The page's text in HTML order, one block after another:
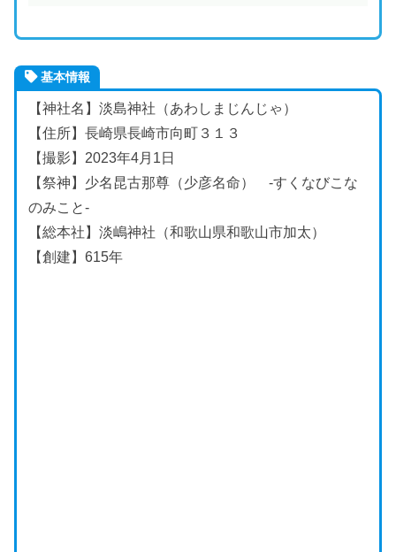
基本情報
【神社名】淡島神社（あわしまじんじゃ）
【住所】長崎県長崎市向町３１３
【撮影】2023年4月1日
【祭神】少名昆古那尊（少彦名命） -すくなびこな
のみこと-
【総本社】淡嶋神社（和歌山県和歌山市加太）
【創建】615年